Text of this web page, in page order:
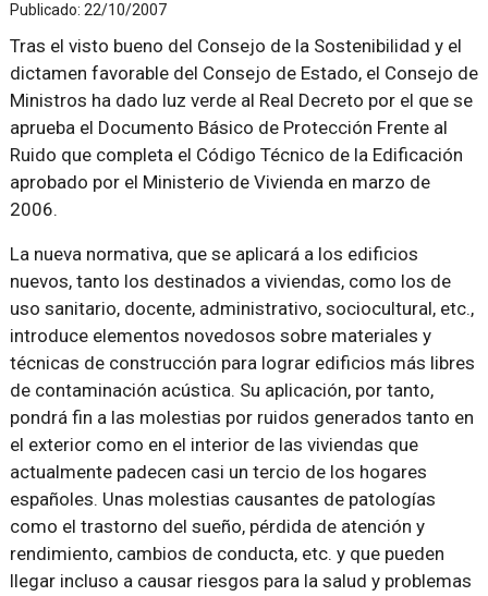
Publicado: 22/10/2007
Tras el visto bueno del Consejo de la Sostenibilidad y el
dictamen favorable del Consejo de Estado, el Consejo de
Ministros ha dado luz verde al Real Decreto por el que se
aprueba el Documento Básico de Protección Frente al
Ruido que completa el Código Técnico de la Edificación
aprobado por el Ministerio de Vivienda en marzo de
2006.
La nueva normativa, que se aplicará a los edificios
nuevos, tanto los destinados a viviendas, como los de
uso sanitario, docente, administrativo, sociocultural, etc.,
introduce elementos novedosos sobre materiales y
técnicas de construcción para lograr edificios más libres
de contaminación acústica. Su aplicación, por tanto,
pondrá fin a las molestias por ruidos generados tanto en
el exterior como en el interior de las viviendas que
actualmente padecen casi un tercio de los hogares
españoles. Unas molestias causantes de patologías
como el trastorno del sueño, pérdida de atención y
rendimiento, cambios de conducta, etc. y que pueden
llegar incluso a causar riesgos para la salud y problemas